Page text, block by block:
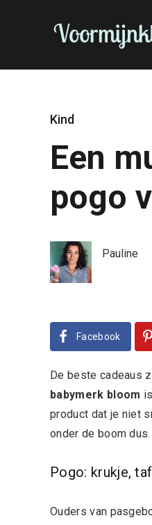
Kind
Een
pogo
Pauline
Facebook
De beste cadeaus
babymerk bloom
product dat je niet
onder de boom dus.
Pogo: krukje,
Ouders van